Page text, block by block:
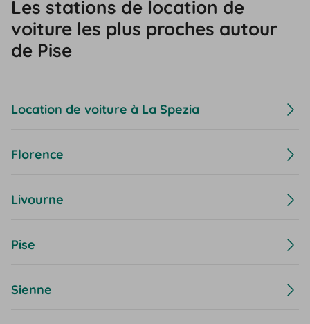
Les stations de location de
voiture les plus proches autour
de Pise
Location de voiture à La Spezia
Florence
Livourne
Pise
Sienne